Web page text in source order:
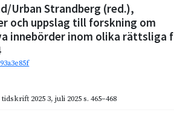
Urban Strandberg (red.),
och uppslag till forskning om
innebörder inom olika rättsliga
2025 3,juli 2025 s. 465–468